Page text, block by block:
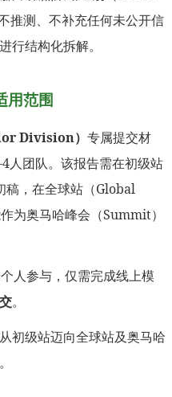
推测、不补充任何未公开信
行结构化拆解。
用范围
Division） 专属提交材
人团队。该报告需在初级站
稿，在全球站（Global
为奥马哈峰会（Summit）
人参与，仅需完成线上模
。
初级站迈向全球站及奥马哈